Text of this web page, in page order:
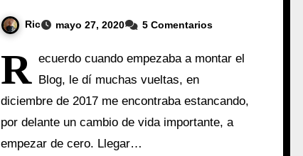
Ric mayo 27, 2020 5 Comentarios
R ecuerdo cuando empezaba a montar el
Blog, le dí muchas vueltas, en
diciembre de 2017 me encontraba estancando,
por delante un cambio de vida importante, a
empezar de cero. Llegar…